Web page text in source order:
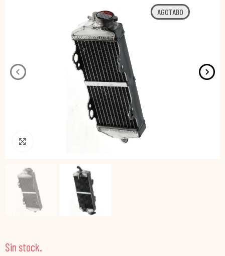
AGOTADO
Pincha para agrandar
Sin stock.